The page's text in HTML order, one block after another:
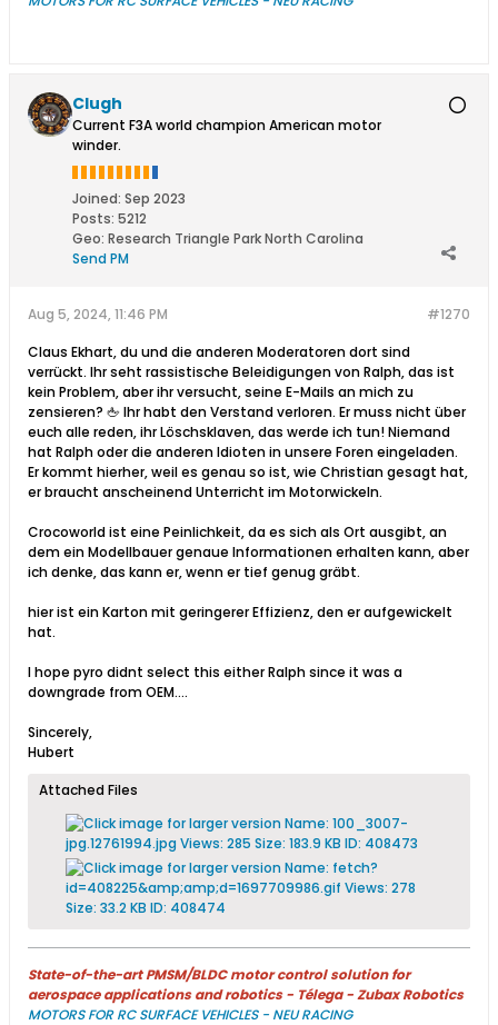
Clugh
Current F3A world champion American motor
winder.
Joined: Sep 2023
Posts: 5212
Geo: Research Triangle Park North Carolina
Send PM
#1270
Aug 5, 2024, 11:46 PM
Claus Ekhart, du und die anderen Moderatoren dort sind
verrückt. Ihr seht rassistische Beleidigungen von Ralph, das ist
kein Problem, aber ihr versucht, seine E-Mails an mich zu
zensieren? 🖕 Ihr habt den Verstand verloren. Er muss nicht über
euch alle reden, ihr Löschsklaven, das werde ich tun! Niemand
hat Ralph oder die anderen Idioten in unsere Foren eingeladen.
Er kommt hierher, weil es genau so ist, wie Christian gesagt hat,
er braucht anscheinend Unterricht im Motorwickeln.
Crocoworld ist eine Peinlichkeit, da es sich als Ort ausgibt, an
dem ein Modellbauer genaue Informationen erhalten kann, aber
ich denke, das kann er, wenn er tief genug gräbt.
hier ist ein Karton mit geringerer Effizienz, den er aufgewickelt
hat.
I hope pyro didnt select this either Ralph since it was a
downgrade from OEM....
Sincerely,
Hubert
Attached Files
State-of-the-art PMSM/BLDC motor control solution for
aerospace applications and robotics - Télega - Zubax Robotics
MOTORS FOR RC SURFACE VEHICLES - NEU RACING